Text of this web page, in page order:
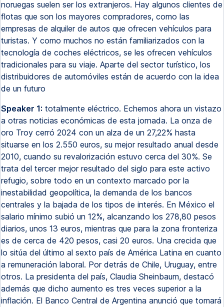
noruegas suelen ser los extranjeros. Hay algunos clientes de
flotas que son los mayores compradores, como las
empresas de alquiler de autos que ofrecen vehículos para
turistas. Y como muchos no están familiarizados con la
tecnología de coches eléctricos, se les ofrecen vehículos
tradicionales para su viaje. Aparte del sector turístico, los
distribuidores de automóviles están de acuerdo con la idea
de un futuro
Speaker 1: totalmente eléctrico. Echemos ahora un vistazo
a otras noticias económicas de esta jornada. La onza de
oro Troy cerró 2024 con un alza de un 27,22% hasta
situarse en los 2.550 euros, su mejor resultado anual desde
2010, cuando su revalorización estuvo cerca del 30%. Se
trata del tercer mejor resultado del siglo para este activo
refugio, sobre todo en un contexto marcado por la
inestabilidad geopolítica, la demanda de los bancos
centrales y la bajada de los tipos de interés. En México el
salario mínimo subió un 12%, alcanzando los 278,80 pesos
diarios, unos 13 euros, mientras que para la zona fronteriza
es de cerca de 420 pesos, casi 20 euros. Una crecida que
lo sitúa del último al sexto país de América Latina en cuanto
a remuneración laboral. Por detrás de Chile, Uruguay, entre
otros. La presidenta del país, Claudia Sheinbaum, destacó
además que dicho aumento es tres veces superior a la
inflación. El Banco Central de Argentina anunció que tomará